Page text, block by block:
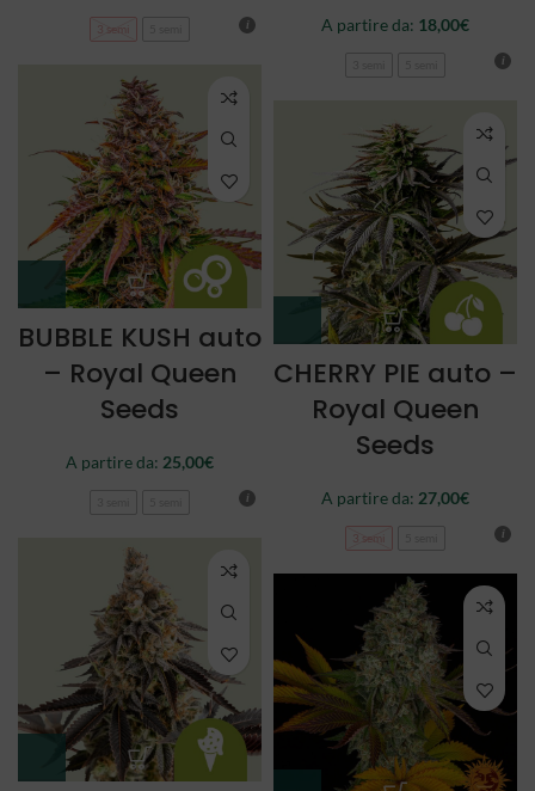
3 semi A partire da: 18,00€
BUBBLE KUSH auto
– Royal Queen
Seeds
A partire da: 25,00€
CHERRY PIE auto –
Royal Queen
Seeds
A partire da: 27,00€
3 semi